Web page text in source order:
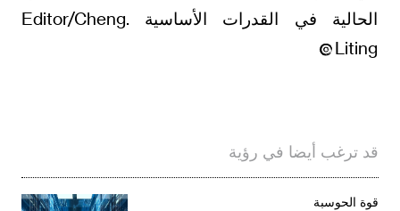
الحالية في القدرات الأساسية .Editor/Cheng
Liting
قد ترغب أيضا في رؤية
قوة الحوسبة